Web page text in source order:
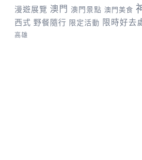
漫遊展覽 澳門 澳門景點 澳門美食
西式 野餐隨行 限定活動 限時好去
高雄